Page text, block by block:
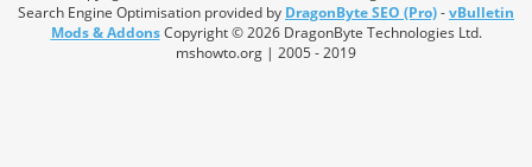
Search Engine Optimisation provided by DragonByte SEO (Pro)-vBulletin
Mods & AddonsCopyright © 2026 DragonByte Technologies Ltd.
mshowto.org | 2005 - 2019